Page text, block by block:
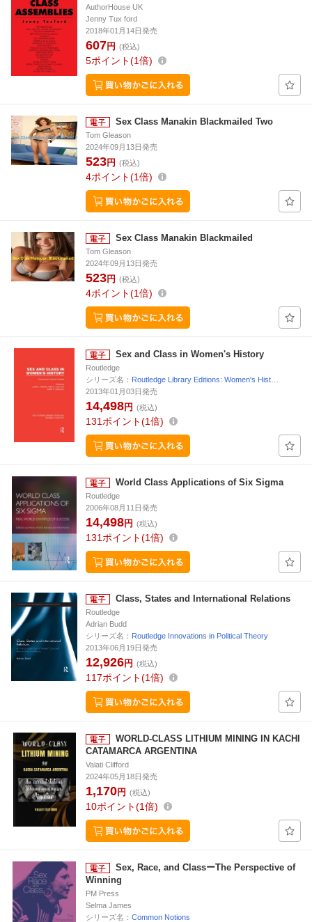
AuthorHouse UK
Jenny Tux ford
2018年01月14日発売
607円 (税込)
5ポイント 1倍
Sex Class Manakin Blackmailed Two
Tom Gleason
2024年09月13日発売
523円 (税込)
4ポイント 1倍
Sex Class Manakin Blackmailed
Tom Gleason
2024年09月13日発売
523円 (税込)
4ポイント 1倍
Sex and Class in Women's History
Routledge
シリーズ名： Routledge Library Editions: Women's Hist…
2013年01月03日発売
14,498円 (税込)
131 ポイント 1倍
World Class Applications of Six Sigma
Routledge
2006年08月11日発売
14,498円 (税込)
131 ポイント 1倍
Class, States and International Relations
Routledge
Adrian Budd
シリーズ名： Routledge Innovations in Political Theory
2013年06月19日発売
12,926円 (税込)
117ポイント 1倍
WORLD-CLASS LITHIUM MINING IN KACHI
CATAMARCA ARGENTINA
Valati Clifford
2024年05月18日発売
1,170円 (税込)
10ポイント 1倍
Sex, Race, and ClassーThe Perspective of
Winning
PM Press
Selma James
シリーズ名： Common Notions